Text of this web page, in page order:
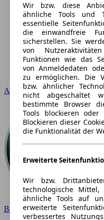
Audi
BMW
Wir bzw. diese
ähnliche Tools und
essentielle
die einwandfreie
sicherstellen. Sie
von
Funktionen wie das
von Anmeldedaten
zu ermöglichen. Die
bzw. ähnlicher
nicht abgeschaltet
bestimmte Browser
Tools blockieren
Blockieren dieser
die Funktionalität der
Erweiterte
Wir bzw.
technologische
ähnliche Tools auf
erweiterte
verbessertes